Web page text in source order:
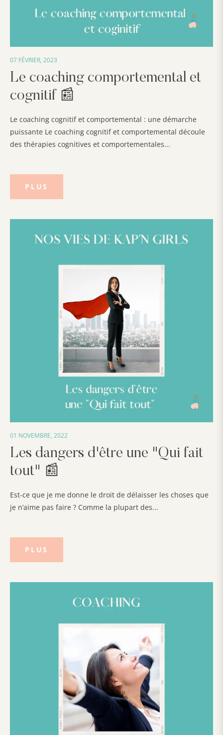
07 FÉVRIER, 2023
Le coaching comportemental et
cognitif 📰
Le coaching cognitif et comportemental : une démarche
puissante Le coaching cognitif et comportemental découle
des thérapies cognitives et comportementales...
PLUS
01 NOVEMBRE, 2022
Les dangers d'être une "Qui fait
tout" 📰
Est-ce que je me donne le droit de délaisser les choses que
je n’aime pas faire ? Comme la plupart des...
PLUS